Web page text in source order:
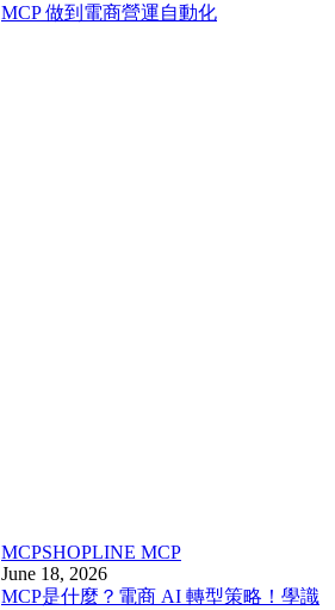
MCP 做到電商營運自動化
MCPSHOPLINE MCP
June 18, 2026
MCP是什麼？電商 AI 轉型策略！學識